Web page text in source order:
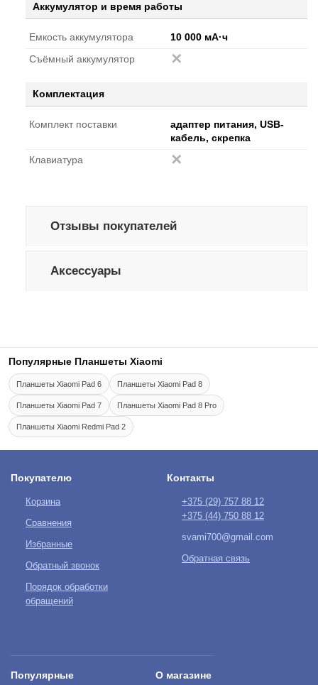
Аккумулятор и время работы
Емкость аккумулятора
10 000 мА·ч
Cъёмный аккумулятор
Комплектация
Комплект поставки
адаптер питания, USB-
кабель, скрепка
Клавиатура
Отзывы покупателей
Аксессуары
Популярные Планшеты Xiaomi
Планшеты Xiaomi Pad 6 Планшеты Xiaomi Pad 8
Планшеты Xiaomi Pad 7 Планшеты Xiaomi Pad 8 Pro
Планшеты Xiaomi Redmi Pad 2
Покупателю
Корзина
Сравнения
Избранные
Обратный звонок
Порядок обработки
обращений
Контакты
+375 (29) 757 88 12
+375 (44) 750 88 12
svami700@gmail.com
Обратная связь
Популярные
О магазине